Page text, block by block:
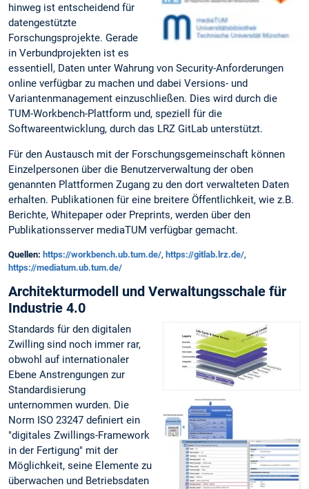
hinweg ist entscheidend für
datengestützte
Forschungsprojekte. Gerade
in Verbundprojekten ist es
essentiell, Daten unter Wahrung von Security-Anforderungen
online verfügbar zu machen und dabei Versions- und
Variantenmanagement einzuschließen. Dies wird durch die
TUM-Workbench-Plattform und, speziell für die
Softwareentwicklung, durch das LRZ GitLab unterstützt.
Für den Austausch mit der Forschungsgemeinschaft können
Einzelpersonen über die Benutzerverwaltung der oben
genannten Plattformen Zugang zu den dort verwalteten Daten
erhalten. Publikationen für eine breitere Öffentlichkeit, wie z.B.
Berichte, Whitepaper oder Preprints, werden über den
Publikationsserver mediaTUM verfügbar gemacht.
Quellen: https://workbench.ub.tum.de/, https://gitlab.lrz.de/,
https://mediatum.ub.tum.de/
Architekturmodell und Verwaltungsschale für
Industrie 4.0
Standards für den digitalen
Zwilling sind noch immer rar,
obwohl auf internationaler
Ebene Anstrengungen zur
Standardisierung
unternommen wurden. Die
Norm ISO 23247 definiert ein
"digitales Zwillings-Framework
in der Fertigung" mit der
Möglichkeit, seine Elemente zu
überwachen und Betriebsdaten